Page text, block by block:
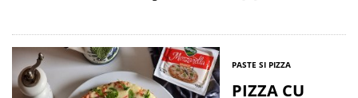
PASTE SI PIZZA
PIZZA CU